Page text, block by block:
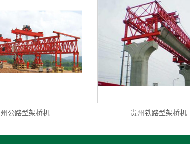
公路型架桥机 贵州铁路型架桥机